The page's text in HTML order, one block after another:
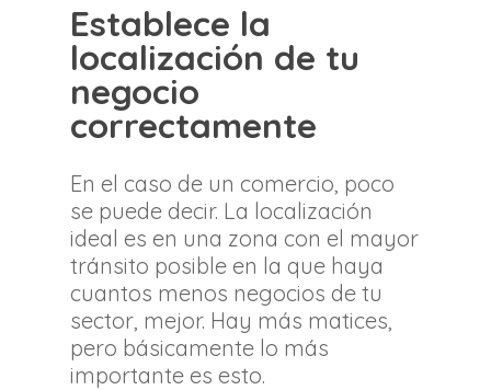
Establece la
localización de tu
negocio
correctamente
En el caso de un comercio, poco
se puede decir. La localización
ideal es en una zona con el mayor
tránsito posible en la que haya
cuantos menos negocios de tu
sector, mejor. Hay más matices,
pero básicamente lo más
importante es esto.